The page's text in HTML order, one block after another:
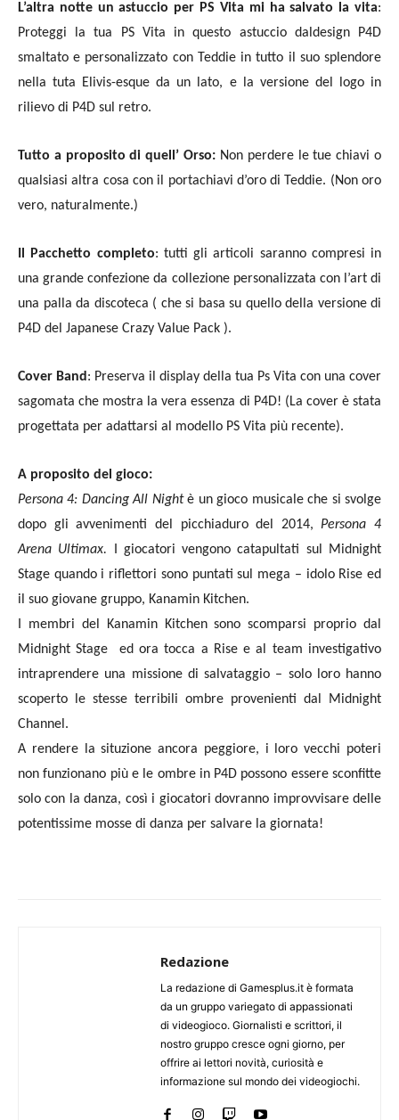
L’altra notte un astuccio per PS Vita mi ha salvato la vita:
Proteggi la tua PS Vita in questo astuccio daldesign P4D
smaltato e personalizzato con Teddie in tutto il suo splendore
nella tuta Elivis-esque da un lato, e la versione del logo in
rilievo di P4D sul retro.
Tutto a proposito di quell’ Orso: Non perdere le tue chiavi o
qualsiasi altra cosa con il portachiavi d’oro di Teddie. (Non oro
vero, naturalmente.)
Il Pacchetto completo: tutti gli articoli saranno compresi in
una grande confezione da collezione personalizzata con l’art di
una palla da discoteca ( che si basa su quello della versione di
P4D del Japanese Crazy Value Pack ).
Cover Band: Preserva il display della tua Ps Vita con una cover
sagomata che mostra la vera essenza di P4D! (La cover è stata
progettata per adattarsi al modello PS Vita più recente).
A proposito del gioco:
Persona 4: Dancing All Nightè un gioco musicale che si svolge
dopo gli avvenimenti del picchiaduro del 2014,Persona 4
Arena Ultimax. I giocatori vengono catapultati sul Midnight
Stage quando i riflettori sono puntati sul mega – idolo Rise ed
il suo giovane gruppo, Kanamin Kitchen.
I membri del Kanamin Kitchen sono scomparsi proprio dal
Midnight Stage ed ora tocca a Rise e al team investigativo
intraprendere una missione di salvataggio – solo loro hanno
scoperto le stesse terribili ombre provenienti dal Midnight
Channel.
A rendere la situzione ancora peggiore, i loro vecchi poteri
non funzionano più e le ombre in P4D possono essere sconfitte
solo con la danza, così i giocatori dovranno improvvisare delle
potentissime mosse di danza per salvare la giornata!
Redazione
La redazione di Gamesplus.it è formata
da un gruppo variegato di appassionati
di videogioco. Giornalisti e scrittori, il
nostro gruppo cresce ogni giorno, per
offrire ai lettori novità, curiosità e
informazione sul mondo dei videogiochi.